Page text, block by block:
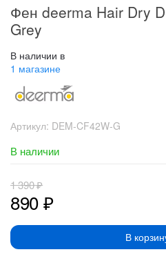
Фен deerma Hair Dry
Grey
В наличии в
1 магазине
Артикул: DEM-CF42W-G
В наличии
890₽
1 390₽
В